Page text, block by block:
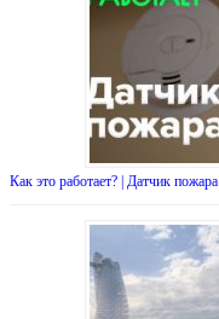
Как это работает? | Датчик пожара